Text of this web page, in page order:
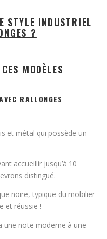
STYLE INDUSTRIEL
?
MODÈLES
RALLONGES
et métal qui possède un
accueillir jusqu’à 10
distingué.
noire, typique du mobilier
et réussie !
une note moderne à une